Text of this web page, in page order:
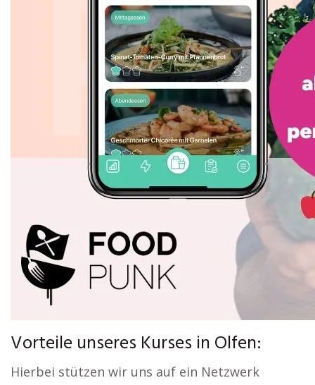
Vorteile unseres Kurses in Olfen:
Hierbei stützen wir uns auf ein Netzwerk